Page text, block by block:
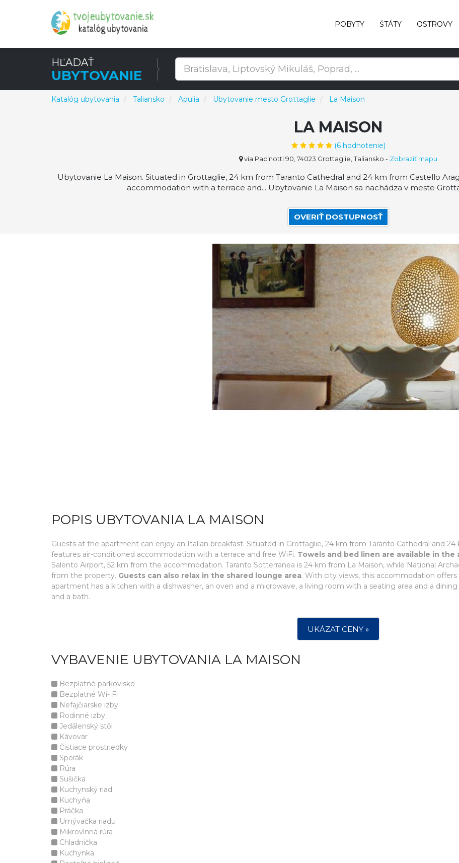
POBYTY ŠTÁTY OSTROVY
HĽADAŤ
UBYTOVANIE
Katalóg ubytovania Taliansko Apulia Ubytovanie mesto Grottaglie La Maison
LA MAISON
(6hodnotenie)
via Pacinotti 90, 74023 Grottaglie, Taliansko - Zobraziť mapu
Ubytovanie La Maison. Situated in Grottaglie, 24 km from Taranto Cathedral and 24 km from Castello
accommodation with a terrace and... Ubytovanie La Maison sa nachádza v meste
OVERIŤ DOSTUPNOSŤ
POPIS UBYTOVANIA LA MAISON
Guests at the apartment can enjoy an Italian breakfast. Situated in Grottaglie, 24 km from Taranto Cathedral and
features air-conditioned accommodation with a terrace and free WiFi. Towels and bed linen are available in the
Salento Airport, 52 km from the accommodation. Taranto Sotterranea is 24 km from La Maison, while National
from the property. Guests can also relax in the shared lounge area. With city views, this accommodation
apartment has a kitchen with a dishwasher, an oven and a microwave, a living room with a seating area and a
and a bath.
UKÁZAT CENY »
VYBAVENIE UBYTOVANIA LA MAISON
Bezplatné parkovisko
Bezplatné Wi- Fi
Nefajčiarske izby
Rodinné izby
Jedálenský stôl
Kávovar
Čistiace prostriedky
Sporák
Rúra
Sušička
Kuchynský riad
Kuchyňa
Práčka
Umývačka riadu
Mikrovlnná rúra
Chladnička
Kuchynka